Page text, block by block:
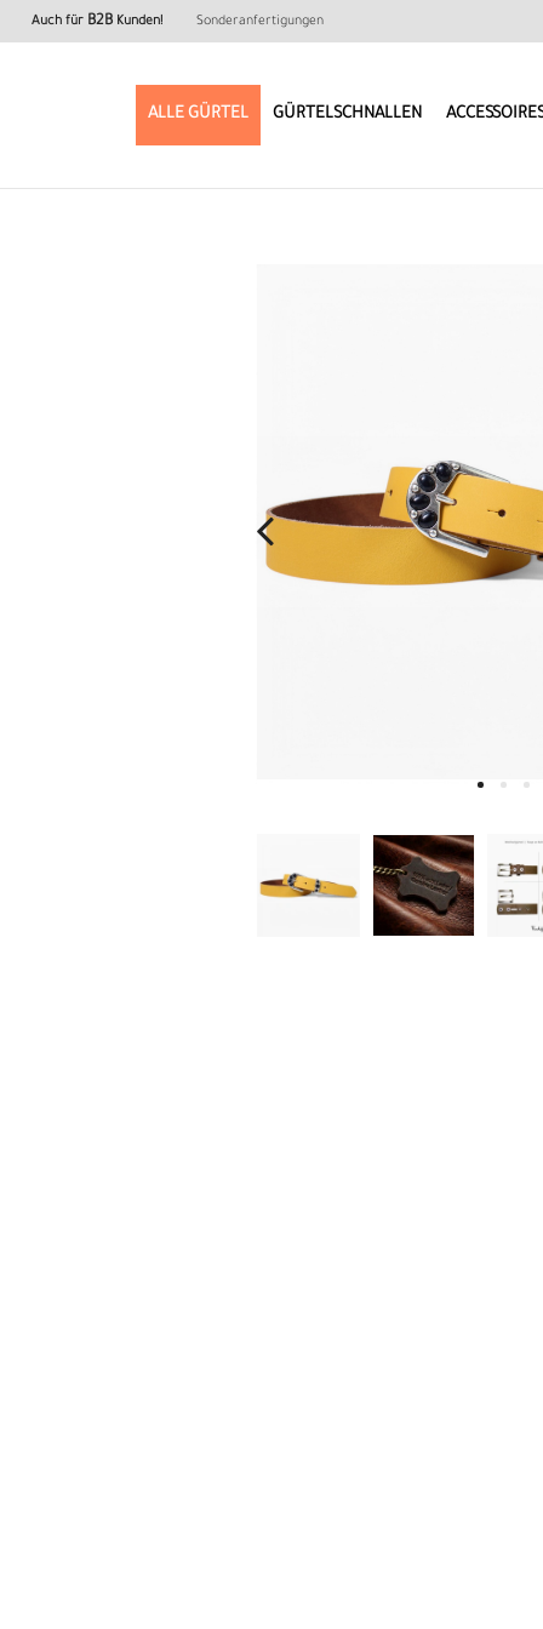
Auch für B2B Kunden! Sonderanfertigungen
ALLE GÜRTEL
D
GÜRTELSCHNALLEN